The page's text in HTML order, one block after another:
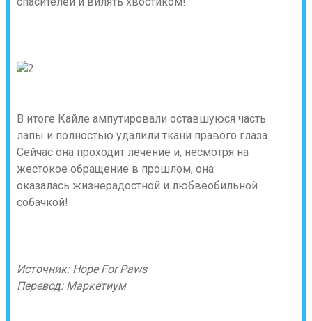
В итоге Кайле ампутировали оставшуюся часть
лапы и полностью удалили ткани правого глаза.
Сейчас она проходит лечение и, несмотря на
жестокое обращение в прошлом, она
оказалась жизнерадостной и любвеобильной
собачкой!
Источник: Hope For Paws
Перевод: Маркетиум